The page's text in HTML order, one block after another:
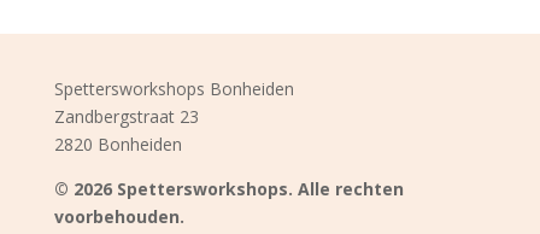
Spettersworkshops Bonheiden
Zandbergstraat 23
2820 Bonheiden
© 2026 Spettersworkshops. Alle rechten
voorbehouden.